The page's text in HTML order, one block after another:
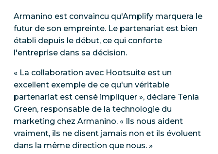
Armanino est convaincu qu'Amplify marquera le
futur de son empreinte. Le partenariat est bien
établi depuis le début, ce qui conforte
l'entreprise dans sa décision.
« La collaboration avec Hootsuite est un
excellent exemple de ce qu'un véritable
partenariat est censé impliquer », déclare Tenia
Green, responsable de la technologie du
marketing chez Armanino. « Ils nous aident
vraiment, ils ne disent jamais non et ils évoluent
dans la même direction que nous. »